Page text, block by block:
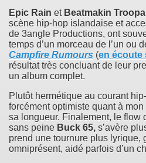
Epic Rain et Beatmakin Troopa
scène hip-hop islandaise et
de 3angle Productions, ont
temps d’un morceau de l’un ou
Campfire Rumours (en écoute
résultat très concluant de leur
un album complet.
Plutôt hermétique au courant
forcément optimiste quant à
sa longueur. Finalement, le flow
sans peine Buck 65, s’avère
prend une tournure plus lyrique,
omniprésent, aidé parfois d’un